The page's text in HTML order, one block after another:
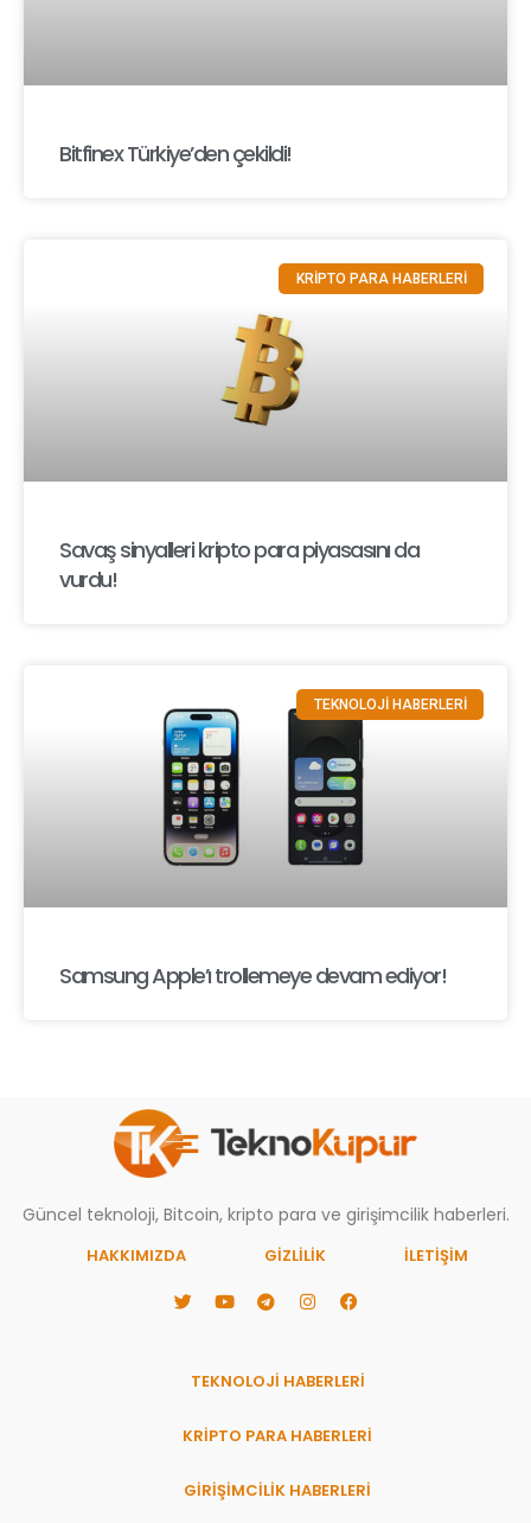
Bitfinex Türkiye’den çekildi!
KRİPTO PARA HABERLERİ
Savaş sinyalleri kripto para piyasasını da
vurdu!
TEKNOLOJİ HABERLERİ
Samsung Apple’ı trollemeye devam ediyor!
Güncel teknoloji, Bitcoin, kripto para ve girişimcilik haberleri.
HAKKIMIZDA GIZLILIK İLETİŞİM
TEKNOLOJİ HABERLERİ
KRİPTO PARA HABERLERİ
GİRİŞİMCİLİK HABERLERİ